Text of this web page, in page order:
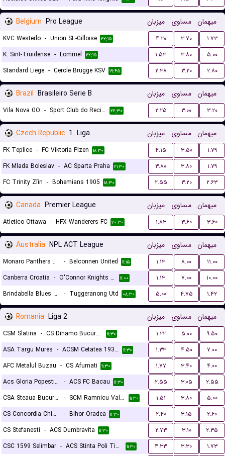
Belgium Pro League میزبان مساوی میهمان
KVC Westerlo - Union St.-Gilloise ۲۲:۱۵ ۴.۲۰ ۳.۷۰
۱.۷۳
K. Sint-Truidense - Lommel ۲۲:۱۵ ۱.۵۳ ۳.۸۰
۵.۰۰
Standard Liege - Cercle Brugge KSV ۱۹:۴۵ ۲.۳۸ ۳.۲۰ ۲.۸۰
Brazil Brasileiro Serie B میزبان مساوی میهمان
Vila Nova GO - Sport Club do Recife ۲۲:۳۰ ۲.۲۵ ۳.۰۰ ۳.۲۰
Czech Republic 1. Liga میزبان مساوی میهمان
FK Teplice - FC Viktoria Plzen ۱۸:۳۰ ۴.۱۵ ۳.۵۰
۱.۷۹
FK Mlada Boleslav - AC Sparta Praha ۲۱:۳۰ ۳.۸۰ ۳.۸۰
۱.۷۹
FC Trinity Zlín - Bohemians 1905 ۱۸:۳۰ ۲.۵۵ ۳.۲۰ ۲.۶۳
Canada Premier League میزبان مساوی میهمان
Atletico Ottawa - HFX Wanderers FC ۲۰:۳۰ ۱.۸۳ ۳.۶۰ ۳.۶۰
Australia NPL ACT League میزبان مساوی میهمان
Monaro Panthers FC - Belconnen United ۱۱:۱۵ ۱.۱۳ ۸.۰۰
۱۱.۰۰
Canberra Croatia - O'Connor Knights SC ۱۱:۰۰ ۱.۱۳ ۷.۰۰
۱۰.۰۰
Brindabella Blues FC
- Tuggeranong Utd ۰۸:۳۰ ۵.۰۰ ۴.۷۵ ۱.۴۲
Romania Liga 2 میزبان مساوی میهمان
CSM Slatina - CS Dinamo Bucuresti ۱۱:۳۰ ۱.۲۲ ۵.۰۰
۹.۵۰
ASA Targu Mures - ACSM Cetatea 1932 Suceava ۱۱:۳۰ ۱.۳۳ ۴.۵۰
۷.۰۰
AFC Metalul Buzau - CS Afumati ۱۱:۳۰ ۱.۷۷ ۳.۴۰
۴.۰۰
Acs Gloria Popesti Leordeni - ACS FC Bacau ۱۱:۳۰ ۲.۵۵ ۳.۰۵
۲.۵۵
CSA Steaua Bucuresti
- SCM Ramnicu Valcea ۱۱:۳۰ ۱.۵۱ ۳.۸۰
۵.۰۰
CS Concordia Chiajna
- Bihor Oradea ۱۱:۳۰ ۲.۴۰ ۳.۱۵
۲.۶۰
CS Stefanesti - ACS Dumbravita ۱۱:۳۰ ۲.۷۳ ۳.۱۰
۲.۳۵
CSC 1599 Selimbar - ACS Stinta Poli Timisoara ۱۱:۳۰ ۴.۳۳ ۳.۳۰ ۱.۷۳